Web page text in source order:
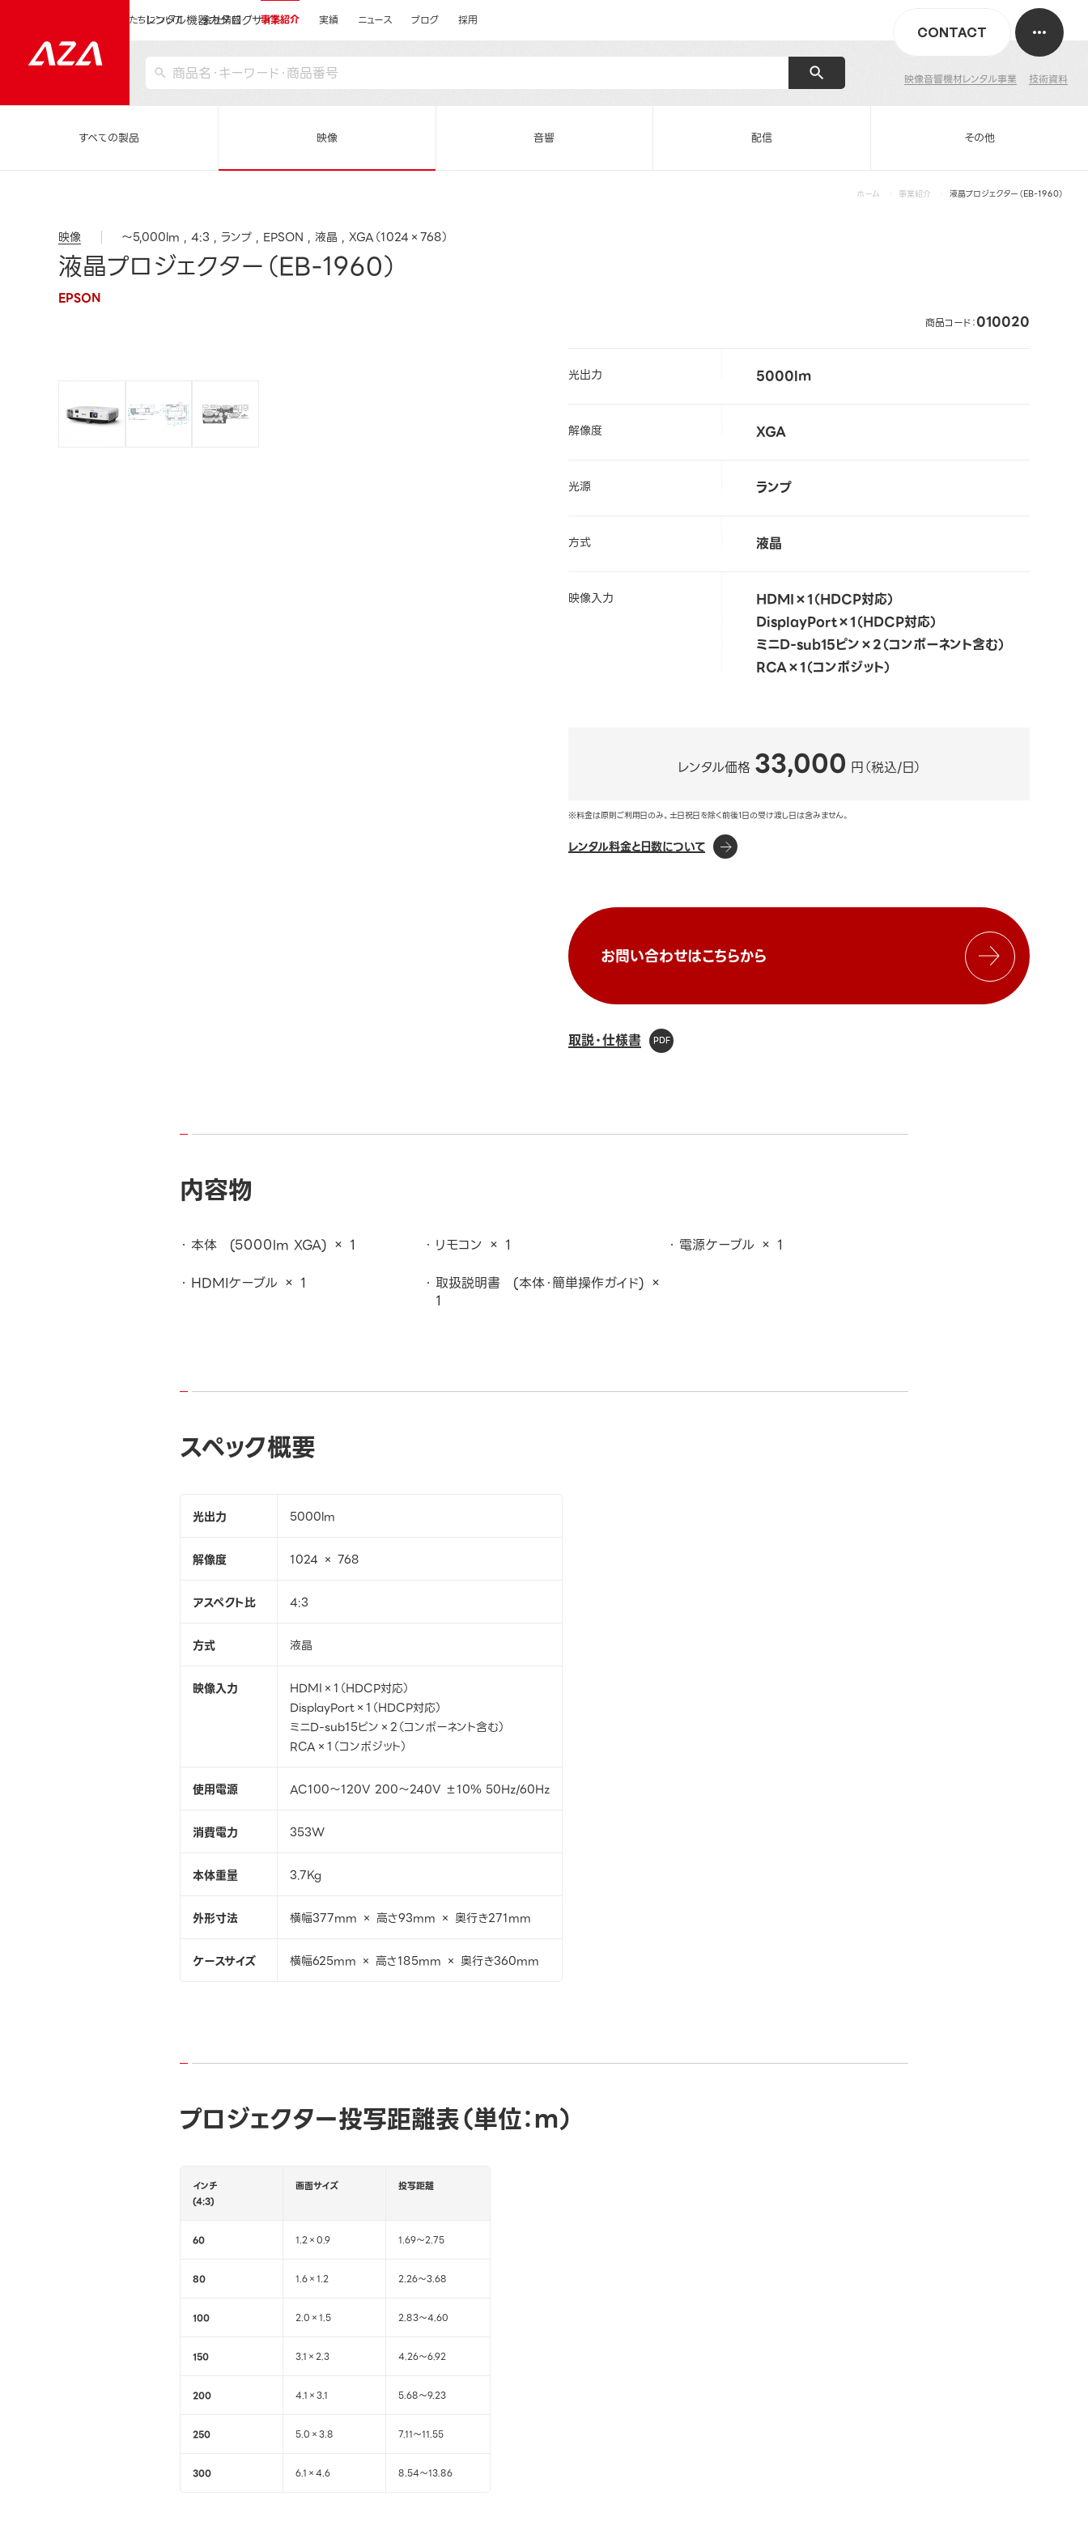
レンタル機器カタログサイト
映像音響機材レンタル事業 技術資料
CONTACT
私たちについて 会社情報 事業紹介 実績 ニュース ブログ 採用
すべての製品 映像 音響 配信 その他
ホーム 事業紹介 液晶プロジェクター（EB-1960）
映像 ～5,000lm 4:3 ランプ EPSON 液晶 XGA（1024×768）
液晶プロジェクター（EB-1960）
EPSON
商品コード：010020
光出力 5000lm
解像度 XGA
光源 ランプ
方式 液晶
映像入力
HDMI×1（HDCP対応）
DisplayPort×1（HDCP対応）
ミニD-sub15ピン×2（コンポーネント含む）
RCA×1（コンポジット）
レンタル価格 33,000 円（税込/日）
※料金は原則ご利用日のみ。土日祝日を除く前後1日の受け渡し日は含みません。
レンタル料金と日数について
お問い合わせはこちらから
取説・仕様書
内容物
本体 (5000lm XGA) × 1 リモコン × 1
電源ケーブル × 1
HDMIケーブル × 1
取扱説明書 (本体・簡単操作ガイド) ×
1
スペック概要
光出力 5000lm
解像度 1024 × 768
アスペクト比 4:3
方式 液晶
映像入力
HDMI×1（HDCP対応）
DisplayPort×1（HDCP対応）
ミニD-sub15ピン×2（コンポーネント含む）
RCA×1（コンポジット）
使用電源 AC100～120V 200～240V ±10％ 50Hz/60Hz
消費電力 353W
本体重量 3.7Kg
外形寸法 横幅377mm × 高さ93mm × 奥行き271mm
ケースサイズ 横幅625mm × 高さ185mm × 奥行き360mm
プロジェクター投写距離表（単位：ｍ）
インチ
(4:3)
画面サイズ 投写距離
60 1.2×0.9 1.69～2.75
80 1.6×1.2 2.26～3.68
100 2.0×1.5 2.83～4.60
150 3.1×2.3 4.26～6.92
200 4.1×3.1 5.68～9.23
250 5.0×3.8 7.11～11.55
300 6.1×4.6 8.54～13.86